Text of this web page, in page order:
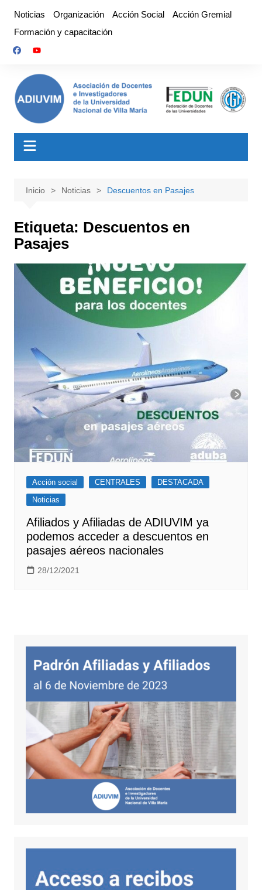
contenido
Noticias Organización Acción Social
Acción Gremial
Formación y capacitación
Inicio Noticias Descuentos en Pasajes
Etiqueta: Descuentos en
Pasajes
Acción social CENTRALES
DESTACADA
Noticias
Afiliados y Afiliadas de ADIUVIM ya
podemos acceder a descuentos en
pasajes aéreos nacionales
28/12/2021